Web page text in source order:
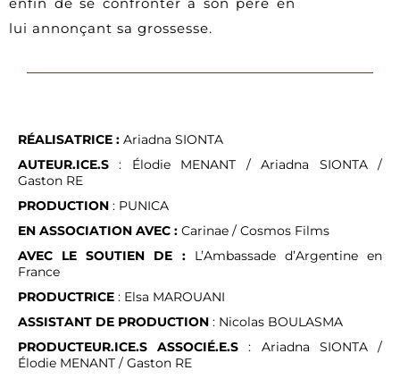
lui annonçant sa grossesse.
RÉALISATRICE : Ariadna SIONTA
AUTEUR.ICE.S : Élodie MENANT / Ariadna SIONTA /
Gaston RE
PRODUCTION : PUNICA
EN ASSOCIATION AVEC : Carinae / Cosmos Films
AVEC LE SOUTIEN DE : L’Ambassade d’Argentine en
France
PRODUCTRICE : Elsa MAROUANI
ASSISTANT DE PRODUCTION : Nicolas BOULASMA
PRODUCTEUR.ICE.S ASSOCIÉ.E.S : Ariadna SIONTA /
Élodie MENANT / Gaston RE